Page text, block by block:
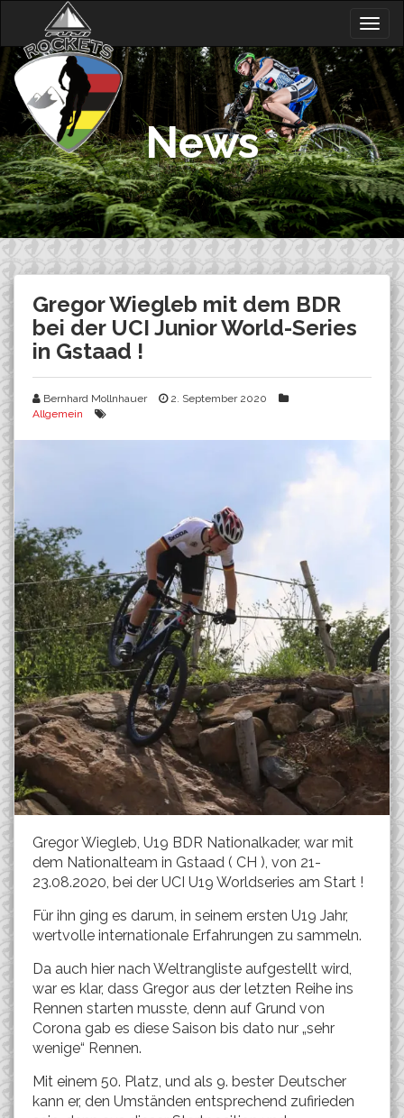
content
News
Gregor Wiegleb mit dem BDR
bei der UCI Junior World-Series
in Gstaad !
Bernhard Mollnhauer
2. September 2020
Allgemein
Gregor Wiegleb, U19 BDR Nationalkader, war mit
dem Nationalteam in Gstaad ( CH ), von 21-
23.08.2020, bei der UCI U19 Worldseries am Start !
Für ihn ging es darum, in seinem ersten U19 Jahr,
wertvolle internationale Erfahrungen zu sammeln.
Da auch hier nach Weltrangliste aufgestellt wird,
war es klar, dass Gregor aus der letzten Reihe ins
Rennen starten musste, denn auf Grund von
Corona gab es diese Saison bis dato nur „sehr
wenige“ Rennen.
Mit einem 50. Platz, und als 9. bester Deutscher
kann er, den Umständen entsprechend zufirieden